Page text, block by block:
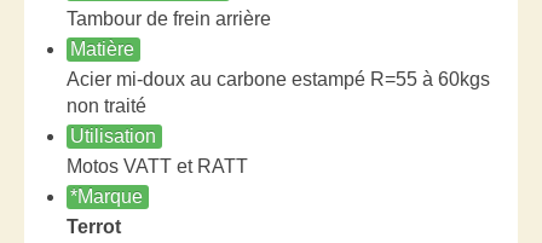
Tambour de frein arrière
Matière
Acier mi-doux au carbone estampé R=55 à 60kgs
non traité
Utilisation
Motos VATT et RATT
*Marque
Terrot